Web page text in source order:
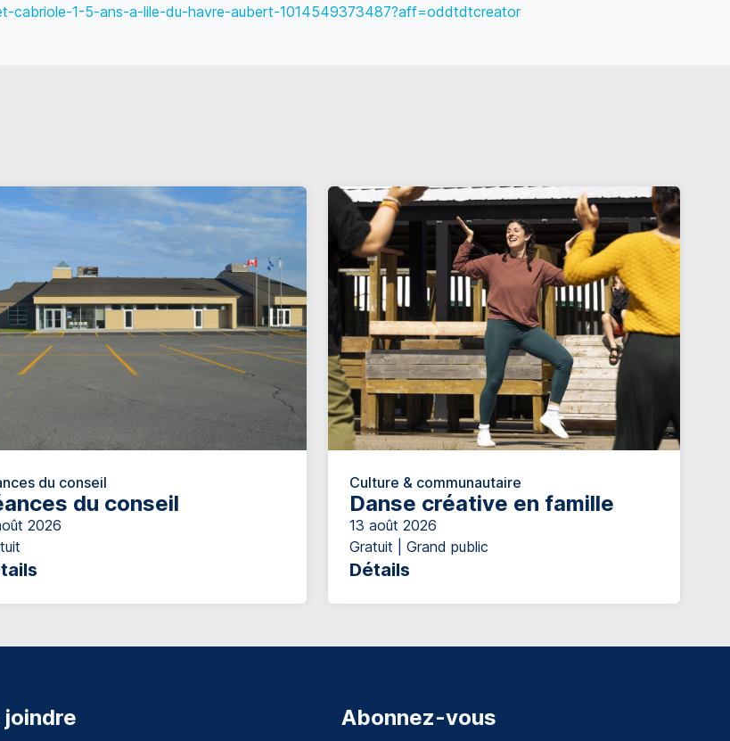
cabriole-1-5-ans-a-lile-du-havre-aubert-1014549373487?aff=oddtdtcreator
du conseil
du conseil
2026
Culture & communautaire
Danse créative en famille
13 août 2026
Gratuit | Grand public
Détails
joindre Abonnez-vous